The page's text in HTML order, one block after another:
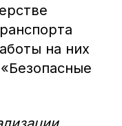
на них